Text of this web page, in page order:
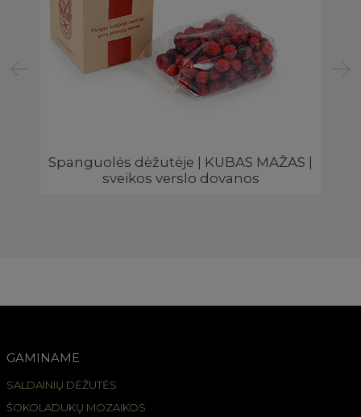
Spanguolės dėžutėje | KUBAS MAŽAS |
sveikos verslo dovanos
GAMINAME
SALDAINIŲ DĖŽUTĖS
ŠOKOLADUKŲ MOZAIKOS